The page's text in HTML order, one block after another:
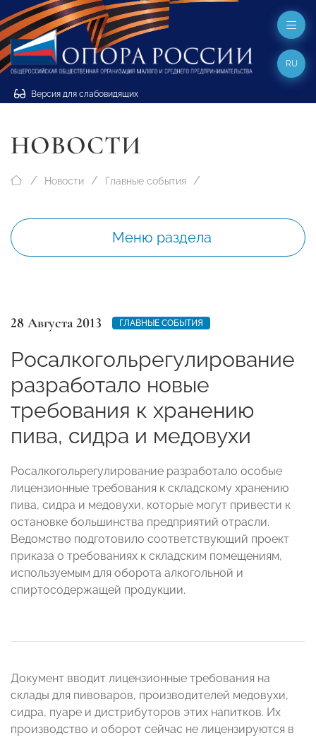
Версия для слабовидящих
RU
НОВОСТИ
Новости Главные события
Меню раздела
28 Августа 2013 ГЛАВНЫЕ СОБЫТИЯ
Росалкогольрегулирование
разработало новые
требования к хранению
пива, сидра и медовухи
Росалкогольрегулирование разработало особые
лицензионные требования к складскому хранению
пива, сидра и медовухи, которые могут привести к
остановке большинства предприятий отрасли.
Ведомство подготовило соответствующий проект
приказа о требованиях к складским помещениям,
используемым для оборота алкогольной и
спиртосодержащей продукции.
Документ вводит лицензионные требования на
склады для пивоваров, производителей медовухи,
сидра, пуаре и дистрибуторов этих напитков. Их
производство и оборот сейчас не лицензируются в